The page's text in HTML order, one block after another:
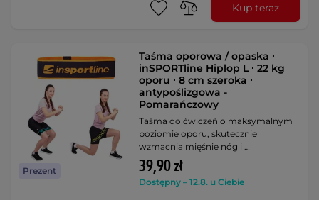
Kup teraz
Prezent
Taśma oporowa / opaska ∙
inSPORTline Hiplop L ∙ 22 kg
oporu ∙ 8 cm szeroka ∙
antypoślizgowa -
Pomarańczowy
Taśma do ćwiczeń o maksymalnym
poziomie oporu, skutecznie
wzmacnia mięśnie nóg i …
39,90 zł
Dostępny – 12.8. u Ciebie